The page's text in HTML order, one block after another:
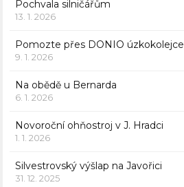
Pochvala silničářům
13. 1. 2026
Pomozte přes DONIO úzkokolejce
9. 1. 2026
Na obědě u Bernarda
6. 1. 2026
Novoroční ohňostroj v J. Hradci
1. 1. 2026
Silvestrovský výšlap na Javořici
31. 12. 2025